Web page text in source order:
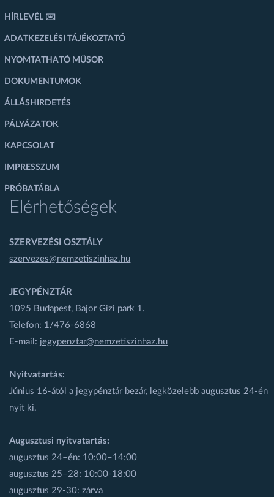
HÍRLEVÉL ✉️
ADATKEZELÉSI TÁJÉKOZTATÓ
NYOMTATHATÓ MŰSOR
DOKUMENTUMOK
ÁLLÁSHIRDETÉS
PÁLYÁZATOK
KAPCSOLAT
IMPRESSZUM
PRÓBATÁBLA
Elérhetőségek
SZERVEZÉSI OSZTÁLY
szervezes@nemzetiszinhaz.hu
JEGYPÉNZTÁR
1095 Budapest, Bajor Gizi park 1.
Telefon: 1/476-6868
E-mail: jegypenztar@nemzetiszinhaz.hu
Nyitvatartás:
Június 16-ától a jegypénztár bezár, legközelebb augusztus 24-én
nyit ki.
Augusztusi nyitvatartás:
augusztus 24–én: 10:00–14:00
augusztus 25–28: 10:00-18:00
augusztus 29-30: zárva